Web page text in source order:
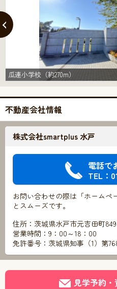
瓜連小学校（約270m）
不動産会社情報
株式会社smartplus 水戸
電話で
TEL：
お問い合わせの際は「ホームペ
とスムーズです。
住所：茨城県水戸市元吉田町
営業時間：9：00～18：00
免許番号：茨城県知事（1）第
見学予約